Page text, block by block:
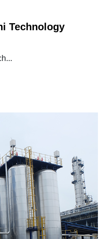
Technology